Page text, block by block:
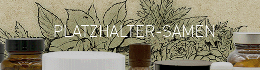
PLATZHALTER-SAMEN